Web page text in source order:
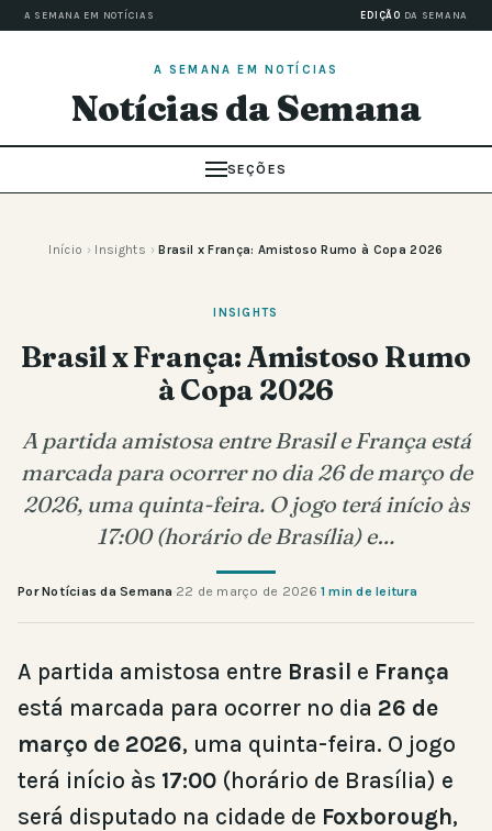
A SEMANA EM NOTÍCIAS EDIÇÃO DA SEMANA
A SEMANA EM NOTÍCIAS
Notícias da Semana
SEÇÕES
Início › Insights › Brasil x França: Amistoso Rumo à Copa 2026
INSIGHTS
Brasil x França: Amistoso Rumo
à Copa 2026
A partida amistosa entre Brasil e França está
marcada para ocorrer no dia 26 de março de
2026, uma quinta-feira. O jogo terá início às
17:00 (horário de Brasília) e…
Por Notícias da Semana·22 de março de 2026·1 min de leitura
A partida amistosa entre Brasil e França
está marcada para ocorrer no dia 26 de
março de 2026, uma quinta-feira. O jogo
terá início às 17:00 (horário de Brasília) e
será disputado na cidade de Foxborough,